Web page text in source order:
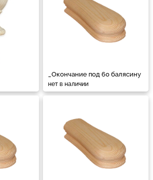
_Окончание под 60 балясину
нет в наличии